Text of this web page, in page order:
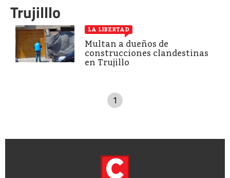
Trujilllo
LA LIBERTAD
Multan a dueños de
construcciones clandestinas
en Trujillo
1